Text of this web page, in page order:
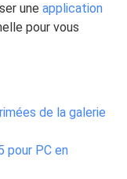
uneapplication
pour vous
de la galerie
pour PC en